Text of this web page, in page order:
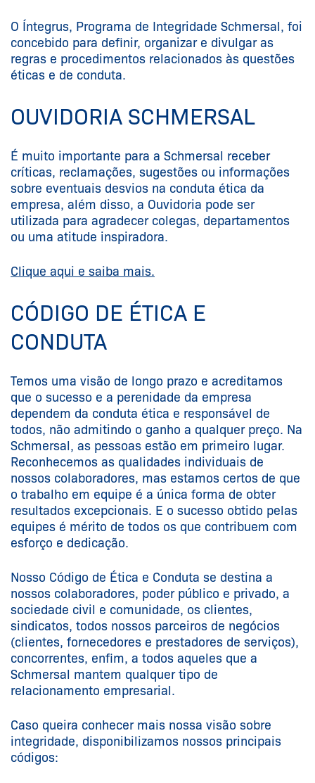
O Íntegrus, Programa de Integridade Schmersal, foi
concebido para definir, organizar e divulgar as
regras e procedimentos relacionados às questões
éticas e de conduta.
OUVIDORIA SCHMERSAL
É muito importante para a Schmersal receber
críticas, reclamações, sugestões ou informações
sobre eventuais desvios na conduta ética da
empresa, além disso, a Ouvidoria pode ser
utilizada para agradecer colegas, departamentos
ou uma atitude inspiradora.
Clique aqui e saiba mais.
CÓDIGO DE ÉTICA E
CONDUTA
Temos uma visão de longo prazo e acreditamos
que o sucesso e a perenidade da empresa
dependem da conduta ética e responsável de
todos, não admitindo o ganho a qualquer preço. Na
Schmersal, as pessoas estão em primeiro lugar.
Reconhecemos as qualidades individuais de
nossos colaboradores, mas estamos certos de que
o trabalho em equipe é a única forma de obter
resultados excepcionais. E o sucesso obtido pelas
equipes é mérito de todos os que contribuem com
esforço e dedicação.
Nosso Código de Ética e Conduta se destina a
nossos colaboradores, poder público e privado, a
sociedade civil e comunidade, os clientes,
sindicatos, todos nossos parceiros de negócios
(clientes, fornecedores e prestadores de serviços),
concorrentes, enfim, a todos aqueles que a
Schmersal mantem qualquer tipo de
relacionamento empresarial.
Caso queira conhecer mais nossa visão sobre
integridade, disponibilizamos nossos principais
códigos: